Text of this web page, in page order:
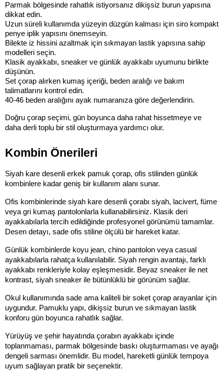
Parmak bölgesinde rahatlık istiyorsanız dikişsiz burun yapısına
dikkat edin.
Uzun süreli kullanımda yüzeyin düzgün kalması için siro kompakt
penye iplik yapısını önemseyin.
Bilekte iz hissini azaltmak için sıkmayan lastik yapısına sahip
modelleri seçin.
Klasik ayakkabı, sneaker ve günlük ayakkabı uyumunu birlikte
düşünün.
Set çorap alırken kumaş içeriği, beden aralığı ve bakım
talimatlarını kontrol edin.
40-46 beden aralığını ayak numaranıza göre değerlendirin.
Doğru çorap seçimi, gün boyunca daha rahat hissetmeye ve
daha derli toplu bir stil oluşturmaya yardımcı olur.
Kombin Önerileri
Siyah kare desenli erkek pamuk çorap, ofis stilinden günlük
kombinlere kadar geniş bir kullanım alanı sunar.
Ofis kombinlerinde siyah kare desenli çorabı siyah, lacivert, füme
veya gri kumaş pantolonlarla kullanabilirsiniz. Klasik deri
ayakkabılarla tercih edildiğinde profesyonel görünümü tamamlar.
Desen detayı, sade ofis stiline ölçülü bir hareket katar.
Günlük kombinlerde koyu jean, chino pantolon veya casual
ayakkabılarla rahatça kullanılabilir. Siyah rengin avantajı, farklı
ayakkabı renkleriyle kolay eşleşmesidir. Beyaz sneaker ile net
kontrast, siyah sneaker ile bütünlüklü bir görünüm sağlar.
Okul kullanımında sade ama kaliteli bir soket çorap arayanlar için
uygundur. Pamuklu yapı, dikişsiz burun ve sıkmayan lastik
konforu gün boyunca rahatlık sağlar.
Yürüyüş ve şehir hayatında çorabın ayakkabı içinde
toplanmaması, parmak bölgesinde baskı oluşturmaması ve ayağı
dengeli sarması önemlidir. Bu model, hareketli günlük tempoya
uyum sağlayan pratik bir seçenektir.